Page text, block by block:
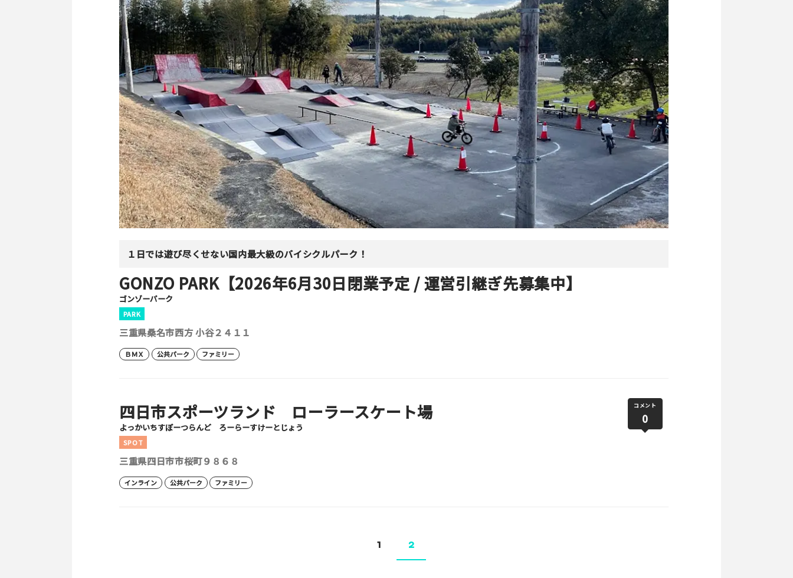
１日では遊び尽くせない国内最大級のバイシクルパーク！
GONZO PARK【2026年6月30日閉業予定 / 運営引継ぎ先募集中】
ゴンゾーパーク
PARK
三重県桑名市西方 小谷２４１１
ＢＭＸ 公共パーク ファミリー
コメント
0
四日市スポーツランド ローラースケート場
よっかいちすぽーつらんど ろーらーすけーとじょう
SPOT
三重県四日市市桜町９８６８
インライン 公共パーク ファミリー
1 2